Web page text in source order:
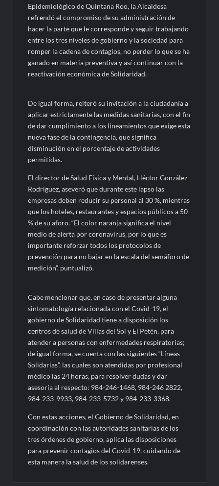
Epidemiológico de Quintana Roo, la Alcaldesa
refrendó el compromiso de su administración de
hacer la parte que le corresponde y seguir trabajando
entre los tres niveles de gobierno y la sociedad para
romper la cadena de contagios, no perder lo que se ha
ganado en materia preventiva y así continuar con la
reactivación económica de Solidaridad.
De igual forma, reiteró su invitación a la ciudadanía a
aplicar estrictamente las medidas sanitarias, con el fin
de dar cumplimiento a los lineamientos que exige esta
nueva fase de la contingencia, que significa
disminución en el porcentaje de actividades
permitidas.
El director de Salud Física y Mental, Héctor González
Rodríguez, aseveró que durante este lapso las
empresas deben reducir su personal al 30 %, mientras
que los hoteles, restaurantes y espacios públicos a 50
% de su aforo. “El color naranja significa el nivel
medio de alerta por coronavirus, por lo que es
importante reforzar todos los protocolos de
prevención para no bajar en la escala del semáforo de
medición”, puntualizó.
Cabe mencionar que, en caso de presentar alguna
sintomatología relacionada con el Covid-19, el
gobierno de Solidaridad tiene a disposición los
centros de salud de Villas del Sol y El Petén, para
atender a personas con enfermedades respiratorias;
de igual forma, se cuenta con las siguientes “Líneas
Solidarias”, las cuales son atendidas por profesional
médico las 24 horas, para resolver dudas y dar
asesoría al respecto: 984-246-1468, 984-246 2822,
984-233-9933, 984-233-5732 y 984-233-3368.
Con estas acciones, el Gobierno de Solidaridad, en
coordinación con las autoridades sanitarias de los
tres órdenes de gobierno, aplica las disposiciones
para prevenir contagios del Covid-19, cuidando de
esta manera la salud de los solidarenses.